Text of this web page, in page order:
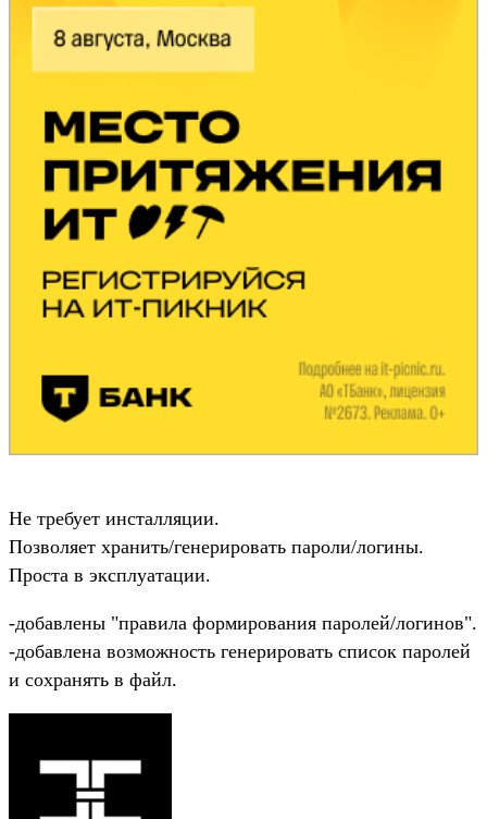
Не требует инсталляции.
Позволяет хранить/генерировать пароли/логины.
Проста в эксплуатации.
-добавлены "правила формирования паролей/логинов".
-добавлена возможность генерировать список паролей
и сохранять в файл.